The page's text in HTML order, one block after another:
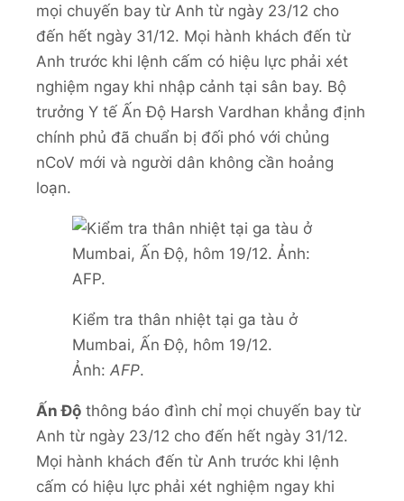
mọi chuyến bay từ Anh từ ngày 23/12 cho
đến hết ngày 31/12. Mọi hành khách đến từ
Anh trước khi lệnh cấm có hiệu lực phải xét
nghiệm ngay khi nhập cảnh tại sân bay. Bộ
trưởng Y tế Ấn Độ Harsh Vardhan khẳng định
chính phủ đã chuẩn bị đối phó với chủng
nCoV mới và người dân không cần hoảng
loạn.
Kiểm tra thân nhiệt tại ga tàu ở
Mumbai, Ấn Độ, hôm 19/12.
Ảnh: AFP.
Ấn Độ thông báo đình chỉ mọi chuyến bay từ
Anh từ ngày 23/12 cho đến hết ngày 31/12.
Mọi hành khách đến từ Anh trước khi lệnh
cấm có hiệu lực phải xét nghiệm ngay khi